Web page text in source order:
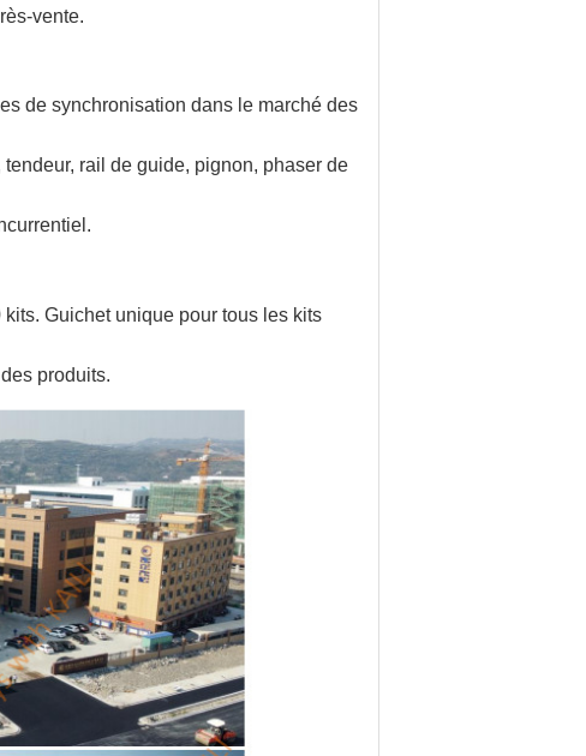
vente.
de synchronisation dans le marché des
rail de guide, pignon, phaser de
Guichet unique pour tous les kits
produits.